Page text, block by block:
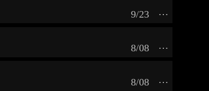
⋯
9/23
⋯
8/08
⋯
8/08